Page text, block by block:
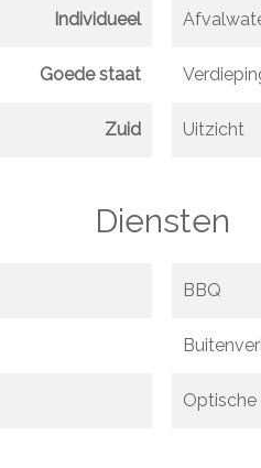
Individueel
Goede staat
Zuid Uitzicht
Diensten
BBQ
Optische